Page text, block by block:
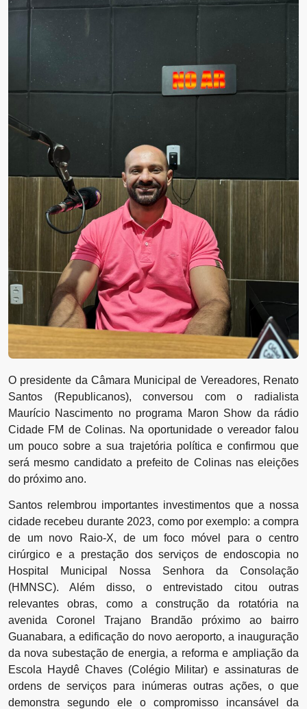
O presidente da Câmara Municipal de Vereadores, Renato
Santos (Republicanos), conversou com o radialista
Maurício Nascimento no programa Maron Show da rádio
Cidade FM de Colinas. Na oportunidade o vereador falou
um pouco sobre a sua trajetória política e confirmou que
será mesmo candidato a prefeito de Colinas nas eleições
do próximo ano.
Santos relembrou importantes investimentos que a nossa
cidade recebeu durante 2023, como por exemplo: a compra
de um novo Raio-X, de um foco móvel para o centro
cirúrgico e a prestação dos serviços de endoscopia no
Hospital Municipal Nossa Senhora da Consolação
(HMNSC). Além disso, o entrevistado citou outras
relevantes obras, como a construção da rotatória na
avenida Coronel Trajano Brandão próximo ao bairro
Guanabara, a edificação do novo aeroporto, a inauguração
da nova subestação de energia, a reforma e ampliação da
Escola Haydê Chaves (Colégio Militar) e assinaturas de
ordens de serviços para inúmeras outras ações, o que
demonstra segundo ele o compromisso incansável da